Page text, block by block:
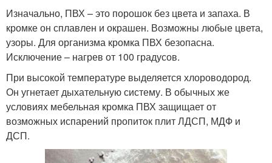
Изначально, ПВХ – это порошок без цвета и запаха. В
кромке он сплавлен и окрашен. Возможны любые цвета,
узоры. Для организма кромка ПВХ безопасна.
Исключение – нагрев от 100 градусов.
При высокой температуре выделяется хлороводород.
Он угнетает дыхательную систему. В обычных же
условиях мебельная кромка ПВХ защищает от
возможных испарений пропиток плит ЛДСП, МДФ и
ДСП.